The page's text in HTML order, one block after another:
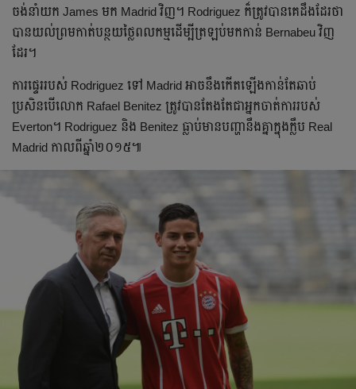
ចង់​នាំ​យក James មក Madrid វិញ។ Rodriguez ក៏​ត្រូវ​បាន​គេ​ដឹង​ដែរ​ថា
បាន​យល់​ព្រម​កាត់​បន្ថយ​ថ្លៃ​ពលកម្ម​ដើម្បី​ត្រឡប់​មក​កាន់ Bernabeu វិញ
ដែរ។
ការ​ផ្ទេរ​របស់ Rodriguez ទៅ Madrid អាច​នឹង​កើត​ឡើង​កាន់​តែ​ឆាប់
ប្រសិន​បើ​លោក Rafael Benitez ត្រូវ​បាន​តែងតែ​ជា​អ្នក​ចាត់​ការ​របស់
Everton។ Rodriguez និង Benitez ធ្លាប់​មាន​បញ្ហា​នឹង​គ្នា​ក្នុង​ក្លឹប Real
Madrid កាល​ពី​ឆ្នាំ​២០១៥៕